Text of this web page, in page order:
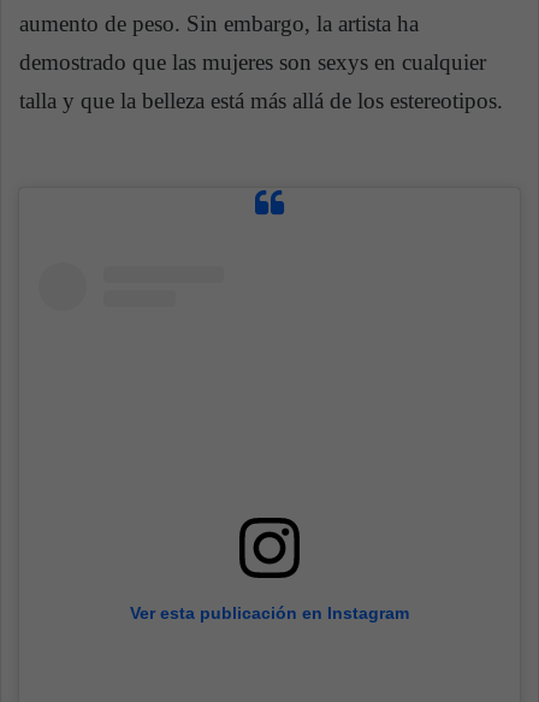
aumento de peso. Sin embargo, la artista ha
demostrado que las mujeres son sexys en cualquier
talla y que la belleza está más allá de los estereotipos.
Ver esta publicación en Instagram